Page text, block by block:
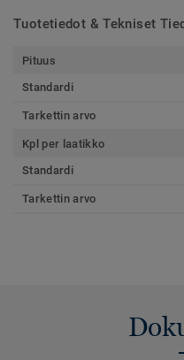
Tuotetiedot & Tekniset
Pituus
Standardi
Tarkettin arvo
Kpl per laatikko
Standardi
Tarkettin arvo